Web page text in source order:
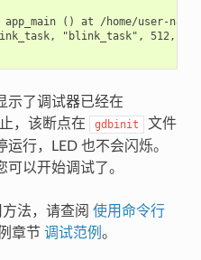
app_main () at /home/user-
"blink_task", 512,
示了调试器已经在
，该断点在 gdbinit
文件
行，LED 也不会闪烁。
以开始调试了。
法，请查阅 使用命令行
章节 调试范例 。